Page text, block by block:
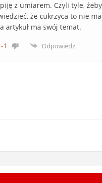
z umiarem. Czyli tyle, żeby
że cukrzyca to nie
artykuł ma swój temat.
-1 Odpowiedz